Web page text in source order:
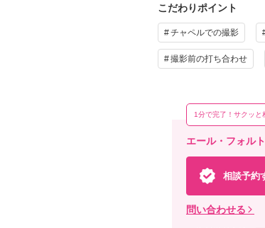
こだわりポイント
チャペルでの撮影
撮影前の打ち合わせ
エール・フォル
1分で完了！サクッと
相談予約
問い合わせる